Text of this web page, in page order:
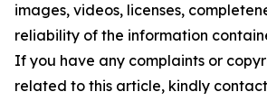
images, videos, licenses,
reliability of the information
If you have any complaints or
related to this article, kindly